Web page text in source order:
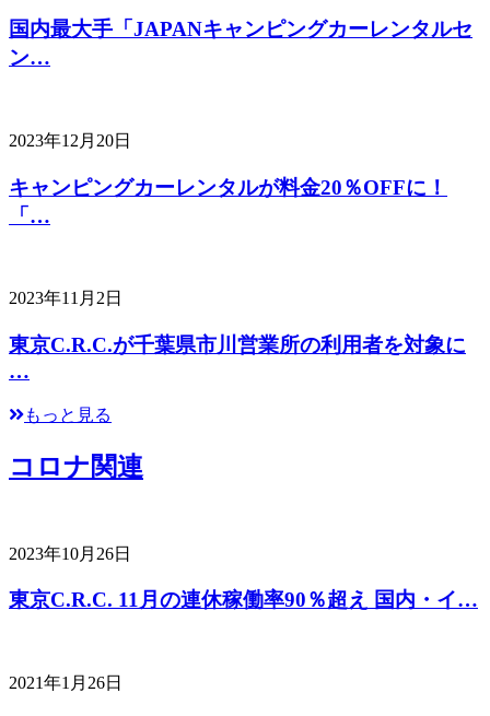
国内最大手「JAPANキャンピングカーレンタルセ
ン…
2023年12月20日
キャンピングカーレンタルが料金20％OFFに！
「…
2023年11月2日
東京C.R.C.が千葉県市川営業所の利用者を対象に
…
もっと見る
コロナ関連
2023年10月26日
東京C.R.C. 11月の連休稼働率90％超え 国内・イ…
2021年1月26日